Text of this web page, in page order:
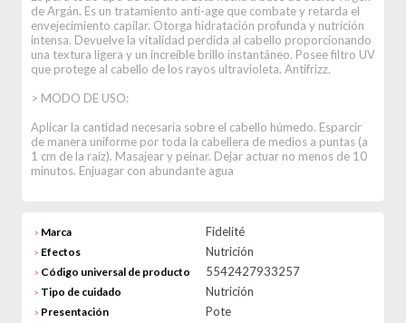
de Argán. Es un tratamiento anti-age que combate y retarda el
envejecimiento capilar. Otorga hidratación profunda y nutrición
intensa. Devuelve la vitalidad perdida al cabello proporcionando
una textura ligera y un increíble brillo instantáneo. Posee filtro UV
que protege al cabello de los rayos ultravioleta. Antifrizz.
> MODO DE USO:
Aplicar la cantidad necesaria sobre el cabello húmedo. Esparcir
de manera uniforme por toda la cabellera de medios a puntas (a
1 cm de la raíz). Masajear y peinar. Dejar actuar no menos de 10
minutos. Enjuagar con abundante agua
> Marca Fidelité
> Efectos Nutrición
> Código universal de producto 5542427933257
> Tipo de cuidado Nutrición
> Presentación Pote